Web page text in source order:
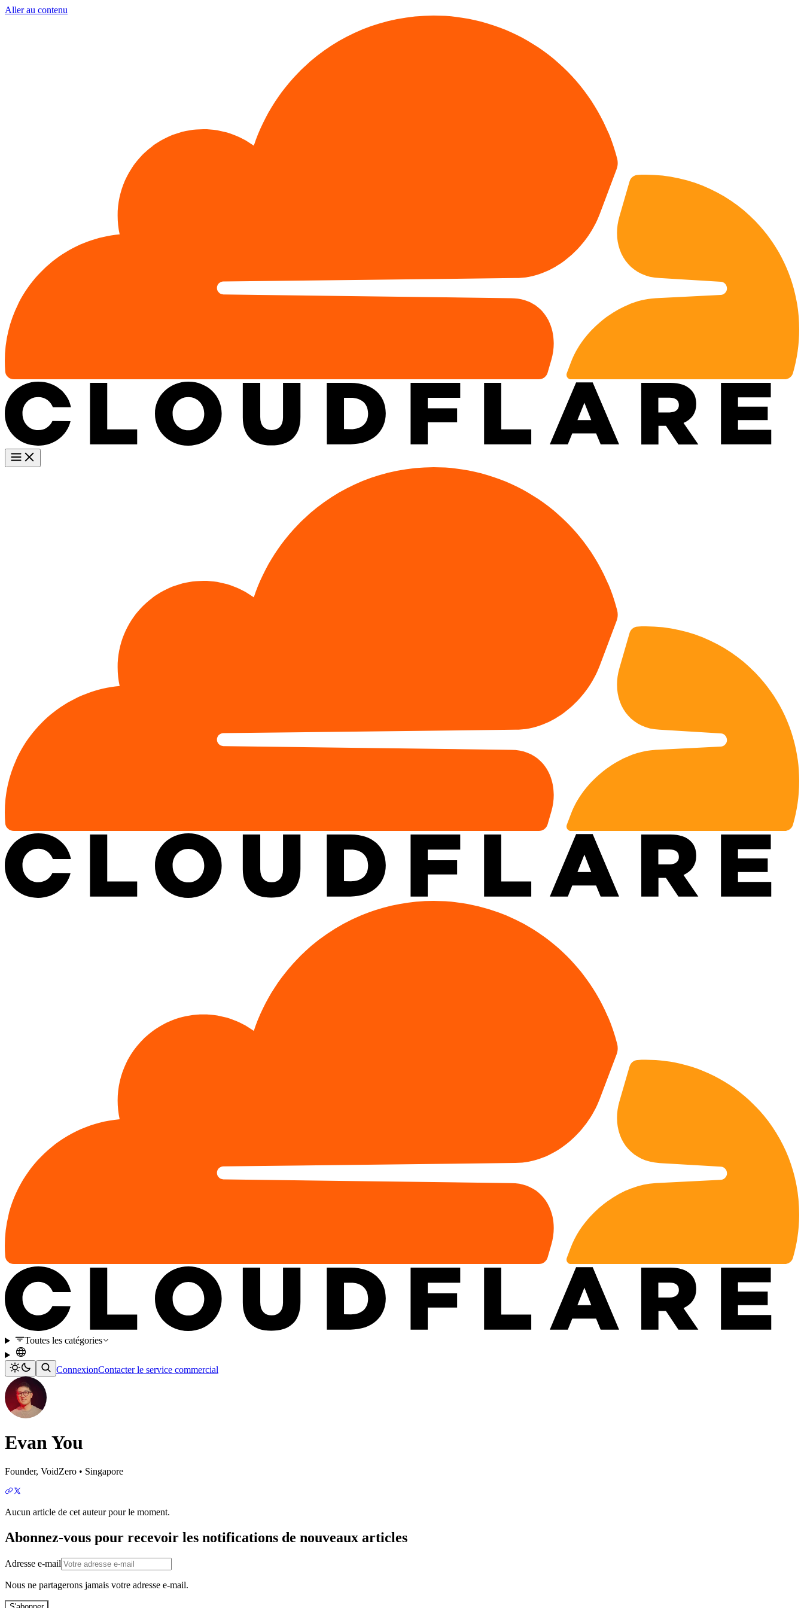
Aller au contenu
Toutes les catégories
ConnexionContacter le service commercial
Evan You
Founder, VoidZero • Singapore
Aucun article de cet auteur pour le moment.
Abonnez-vous pour recevoir les notifications de nouveaux articles
Adresse e-mail
Nous ne partagerons jamais votre adresse e-mail.